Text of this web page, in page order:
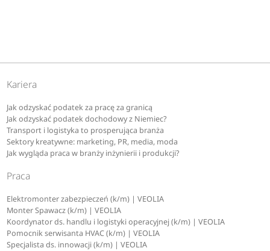
Kariera
Jak odzyskać podatek za pracę za granicą
Jak odzyskać podatek dochodowy z Niemiec?
Transport i logistyka to prosperująca branża
Sektory kreatywne: marketing, PR, media, moda
Jak wygląda praca w branży inżynierii i produkcji?
Praca
Elektromonter zabezpieczeń (k/m) | VEOLIA
Monter Spawacz (k/m) | VEOLIA
Koordynator ds. handlu i logistyki operacyjnej (k/m) | VEOLIA
Pomocnik serwisanta HVAC (k/m) | VEOLIA
Specjalista ds. innowacji (k/m) | VEOLIA